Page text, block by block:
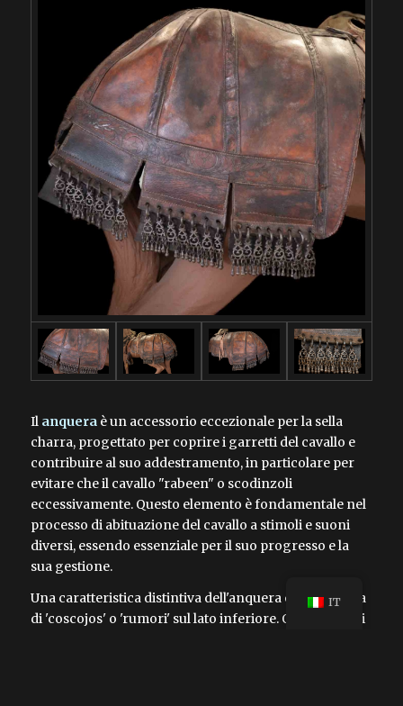
Il anqueraè un accessorio eccezionale per la sella
charra, progettato per coprire i garretti del cavallo e
contribuire al suo addestramento, in particolare per
evitare che il cavallo "rabeen" o scodinzoli
eccessivamente. Questo elemento è fondamentale nel
processo di abituazione del cavallo a stimoli e suoni
diversi, essendo essenziale per il suo progresso e la
sua gestione.
Una caratteristica distintiva dell'anquera è la presenza
di 'coscojos' o 'rumori' sul lato inferiore. Questi piccoli
IT